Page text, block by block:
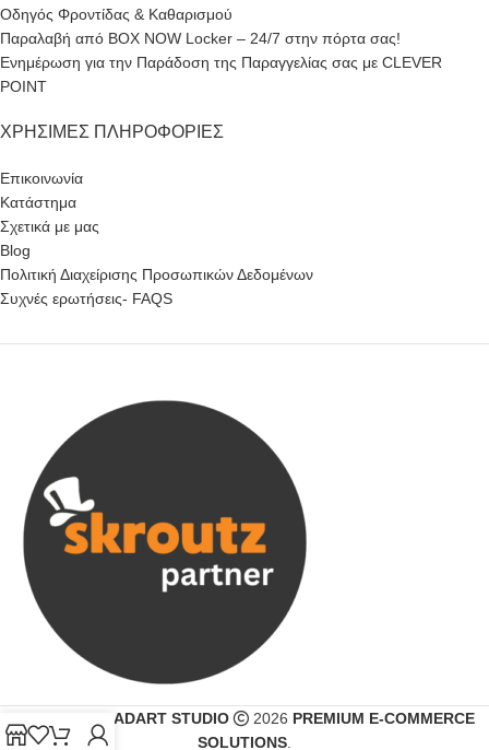
Οδηγός Φροντίδας & Καθαρισμού
Παραλαβή από BOX NOW Locker – 24/7 στην πόρτα σας!
Ενημέρωση για την Παράδοση της Παραγγελίας σας με CLEVER
POINT
ΧΡΉΣΙΜΕΣ ΠΛΗΡΟΦΟΡΊΕΣ
Επικοινωνία
Κατάστημα
Σχετικά με μας
Blog
Πολιτική Διαχείρισης Προσωπικών Δεδομένων
Συχνές ερωτήσεις- FAQS
ADART STUDIO 2026 PREMIUM E-COMMERCE
SOLUTIONS